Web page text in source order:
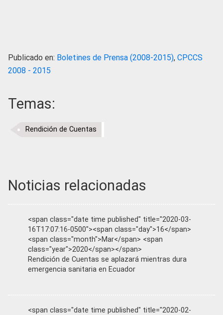
Publicado en: Boletines de Prensa (2008-2015), CPCCS
2008 - 2015
Temas:
Rendición de Cuentas
Noticias relacionadas
<span class="date time published" title="2020-03-
16T17:07:16-0500"><span class="day">16</span>
<span class="month">Mar</span> <span
class="year">2020</span></span>
Rendición de Cuentas se aplazará mientras dura
emergencia sanitaria en Ecuador
<span class="date time published" title="2020-02-